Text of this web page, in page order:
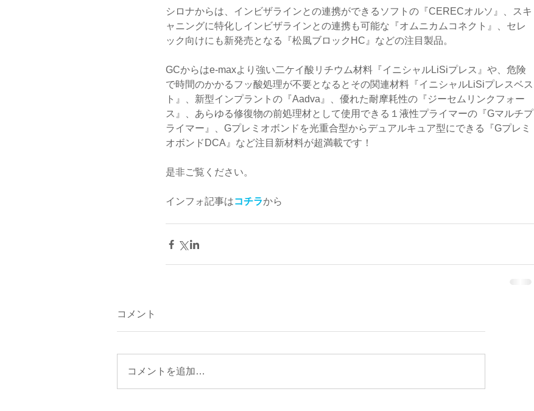
シロナからは、インビザラインとの連携ができるソフトの『CERECオルソ』、スキ
ャニングに特化しインビザラインとの連携も可能な『オムニカムコネクト』、セレ
ック向けにも新発売となる『松風ブロックHC』などの注目製品。
GCからはe-maxより強い二ケイ酸リチウム材料『イニシャルLiSiプレス』や、危険
で時間のかかるフッ酸処理が不要となるとその関連材料『イニシャルLiSiプレスベス
ト』、新型インプラントの『Aadva』、優れた耐摩耗性の『ジーセムリンクフォー
ス』、あらゆる修復物の前処理材として使用できる１液性プライマーの『Gマルチプ
ライマー』、Gプレミオボンドを光重合型からデュアルキュア型にできる『Gプレミ
オボンドDCA』など注目新材料が超満載です！
是非ご覧ください。
インフォ記事はコチラから
コメント
コメントを追加…